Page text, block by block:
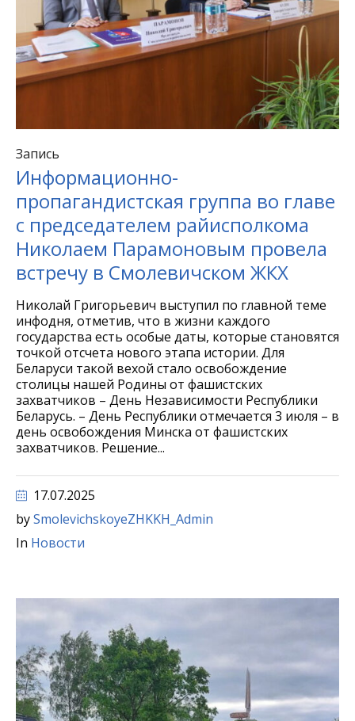
Запись
Информационно-
пропагандистская группа во главе
с председателем райисполкома
Николаем Парамоновым провела
встречу в Смолевичском ЖКХ
Николай Григорьевич выступил по главной теме
инфодня, отметив, что в жизни каждого
государства есть особые даты, которые становятся
точкой отсчета нового этапа истории. Для
Беларуси такой вехой стало освобождение
столицы нашей Родины от фашистских
захватчиков – День Независимости Республики
Беларусь. – День Республики отмечается 3 июля – в
день освобождения Минска от фашистских
захватчиков. Решение...
17.07.2025
bySmolevichskoyeZHKKH_Admin
In Новости